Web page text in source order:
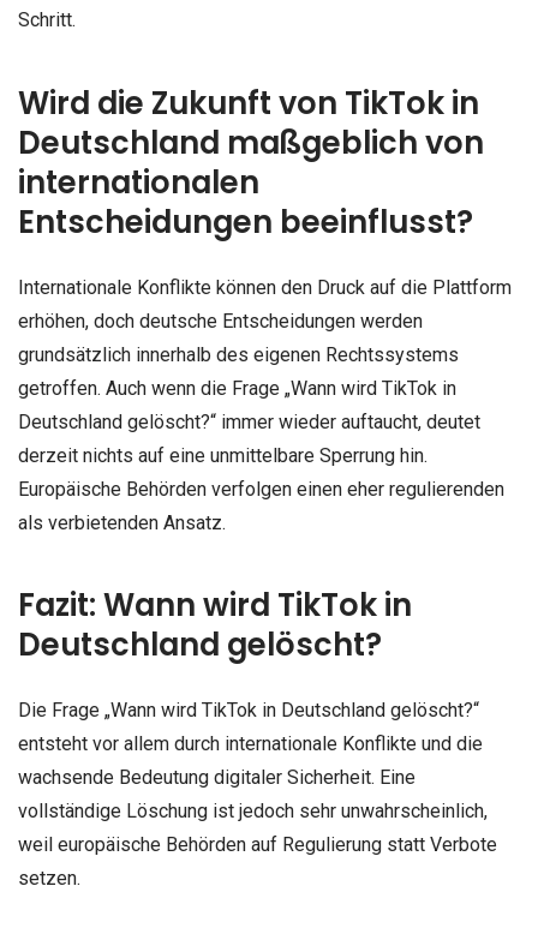
Schritt.
Wird die Zukunft von TikTok in
Deutschland maßgeblich von
internationalen
Entscheidungen beeinflusst?
Internationale Konflikte können den Druck auf die Plattform
erhöhen, doch deutsche Entscheidungen werden
grundsätzlich innerhalb des eigenen Rechtssystems
getroffen. Auch wenn die Frage „Wann wird TikTok in
Deutschland gelöscht?“ immer wieder auftaucht, deutet
derzeit nichts auf eine unmittelbare Sperrung hin.
Europäische Behörden verfolgen einen eher regulierenden
als verbietenden Ansatz.
Fazit: Wann wird TikTok in
Deutschland gelöscht?
Die Frage „Wann wird TikTok in Deutschland gelöscht?“
entsteht vor allem durch internationale Konflikte und die
wachsende Bedeutung digitaler Sicherheit. Eine
vollständige Löschung ist jedoch sehr unwahrscheinlich,
weil europäische Behörden auf Regulierung statt Verbote
setzen.